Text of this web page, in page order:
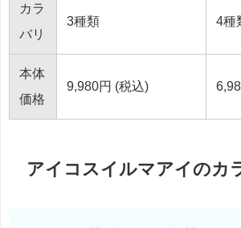
カラ
バリ
3種類 4種
本体
価格
9,980円 (税込)
アイコスイルマアイのカ